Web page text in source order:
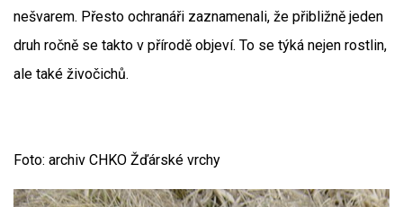
nešvarem. Přesto ochranáři zaznamenali, že přibližně jeden
druh ročně se takto v přírodě objeví. To se týká nejen rostlin,
ale také živočichů.
Foto: archiv CHKO Žďárské vrchy